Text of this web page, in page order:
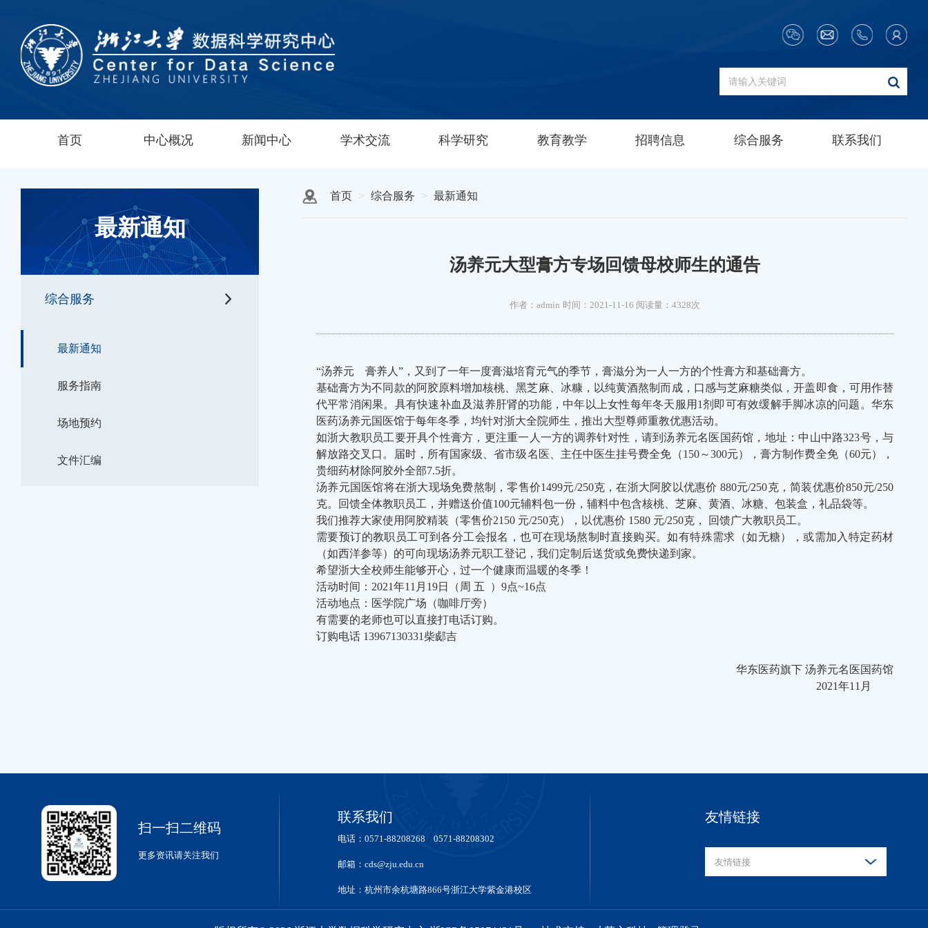
首页 中心概况 新闻中心 学术交流 科学研究 教育教学 招聘信息 综合服务 联系我们
最新通知
综合服务
最新通知
服务指南
场地预约
文件汇编
首页 综合服务 最新通知
汤养元大型膏方专场回馈母校师生的通告
作者：admin 时间：2021-11-16 阅读量：4328次
“汤养元 膏养人”，又到了一年一度膏滋培育元气的季节，膏滋分为一人一方的个性膏方和基础膏方。
基础膏方为不同款的阿胶原料增加核桃、黑芝麻、冰糠，以纯黄酒熬制而成，口感与芝麻糖类似，开盖即食，可用作替
代平常消闲果。具有快速补血及滋养肝肾的功能，中年以上女性每年冬天服用1剂即可有效缓解手脚冰凉的问题。华东
医药汤养元国医馆于每年冬季，均针对浙大全院师生，推出大型尊师重教优惠活动。
如浙大教职员工要开具个性膏方，更注重一人一方的调养针对性，请到汤养元名医国药馆，地址：中山中路323号，与
解放路交叉口。届时，所有国家级、省市级名医、主任中医生挂号费全免（150～300元），膏方制作费全免（60元），
贵细药材除阿胶外全部7.5折。
汤养元国医馆将在浙大现场免费熬制，零售价1499元/250克，在浙大阿胶以优惠价 880元/250克，简装优惠价850元/250
克。回馈全体教职员工，并赠送价值100元辅料包一份，辅料中包含核桃、芝麻、黄酒、冰糖、包装盒，礼品袋等。
我们推荐大家使用阿胶精装（零售价2150 元/250克），以优惠价 1580 元/250克， 回馈广大教职员工。
需要预订的教职员工可到各分工会报名，也可在现场熬制时直接购买。如有特殊需求（如无糖），或需加入特定药材
（如西洋参等）的可向现场汤养元职工登记，我们定制后送货或免费快递到家。
希望浙大全校师生能够开心，过一个健康而温暖的冬季！
活动时间：2021年11月19日（周 五 ）9点~16点
活动地点：医学院广场（咖啡厅旁）
有需要的老师也可以直接打电话订购。
订购电话 13967130331柴郕吉
华东医药旗下 汤养元名医国药馆
2021年11月
扫一扫二维码
更多资讯请关注我们
联系我们
电话：0571-88208268 0571-88208302
邮箱：cds@zju.edu.cn
地址：杭州市余杭塘路866号浙江大学紫金港校区
友情链接
友情链接